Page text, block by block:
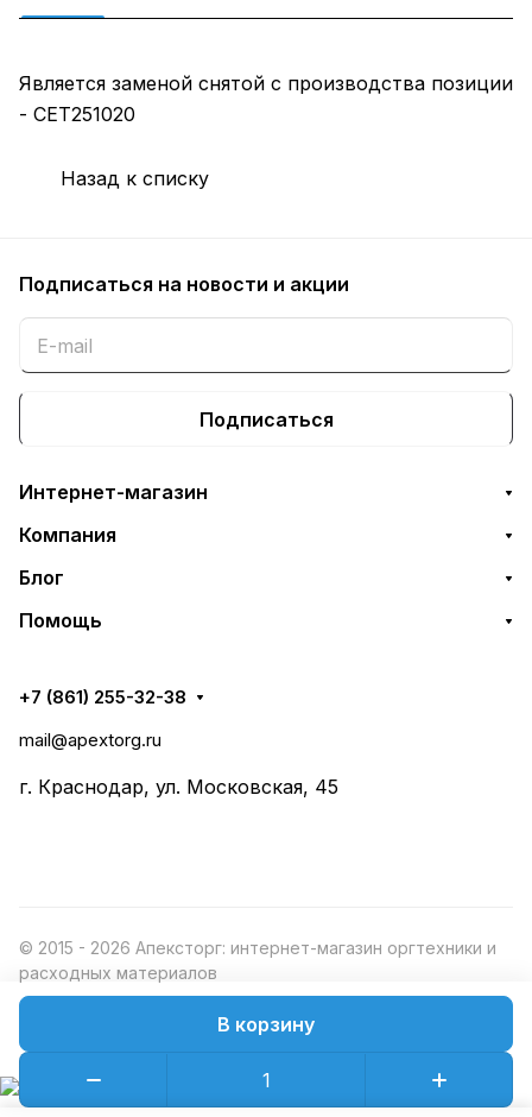
В корзину
Является заменой снятой с производства позиции
- CET251020
Назад к списку
Подписаться на новости и акции
Подписаться
Интернет-магазин
Компания
Блог
Помощь
+7 (861) 255-32-38
mail@apextorg.ru
г. Краснодар, ул. Московская, 45
© 2015 - 2026 Апексторг: интернет-магазин оргтехники и
расходных материалов
Конфиденциальность